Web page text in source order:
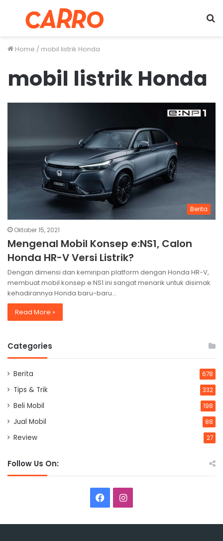
Menu
Home / mobil listrik Honda
mobil listrik Honda
Berita
Oktober 15, 2021
Mengenal Mobil Konsep e:NS1, Calon
Honda HR-V Versi Listrik?
Dengan dimensi dan kemiripan platform dengan Honda HR-V,
membuat mobil konsep e:NS1 ini sangat menarik untuk disimak
kehadirannya Honda baru-baru…
Read More »
Categories
Berita 678
Tips & Trik 332
Beli Mobil 198
Jual Mobil 88
Review 27
Follow Us On:
FacebookInstagram